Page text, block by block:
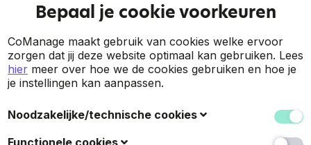
Bepaal je cookie voorkeuren
CoManage maakt gebruik van cookies welke ervoor
zorgen dat jij deze website optimaal kan gebruiken. Lees
hier meer over hoe we de cookies gebruiken en hoe je
je instellingen kan aanpassen.
Noodzakelijke/technische cookies
Deze cookies verzamelen gegevens om de
Functionele cookies